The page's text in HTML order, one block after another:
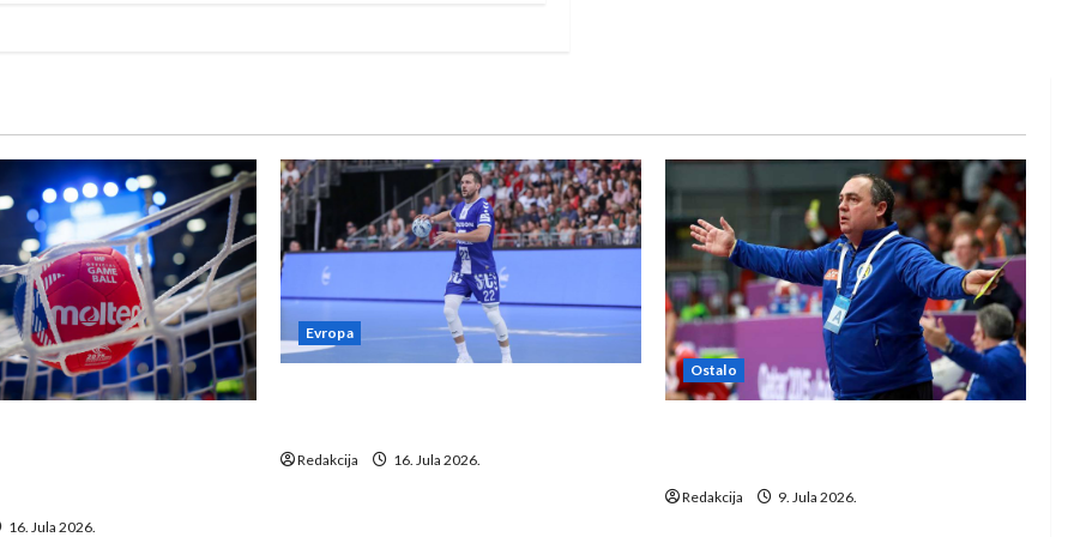
16. Jula 2026.
Evropa
Redakcija 16. Jula 2026.
Ostalo
Redakcija 9. Jula 2026.